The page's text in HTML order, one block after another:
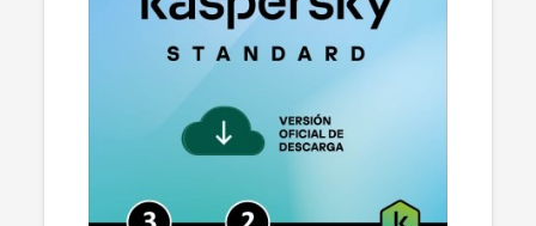
🚚 Envío a toda Colombia 🛡️ Garantía incluida
Consultar precio